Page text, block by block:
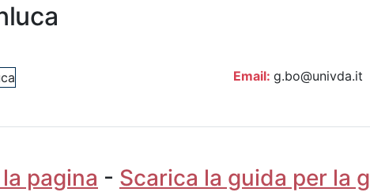
Email: g.bo@univda.it
pagina - Scarica la guida per la